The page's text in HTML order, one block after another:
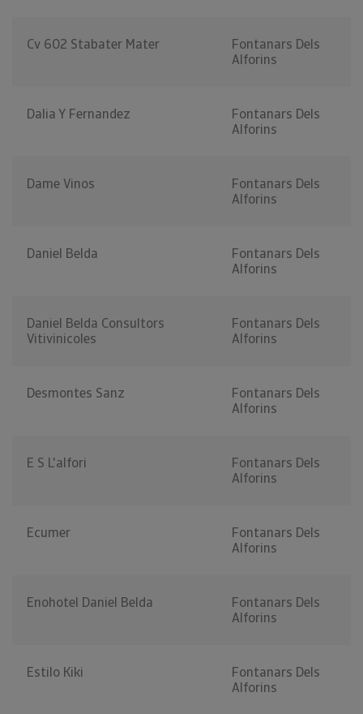
Cv 602 Stabater Mater
Fontanars Dels
Alforins
Dalia Y Fernandez
Fontanars Dels
Alforins
Dame Vinos
Fontanars Dels
Alforins
Daniel Belda
Fontanars Dels
Alforins
Daniel Belda Consultors
Vitivinicoles
Fontanars Dels
Alforins
Desmontes Sanz
Fontanars Dels
Alforins
E S L'alfori
Fontanars Dels
Alforins
Ecumer
Fontanars Dels
Alforins
Enohotel Daniel Belda
Fontanars Dels
Alforins
Estilo Kiki
Fontanars Dels
Alforins